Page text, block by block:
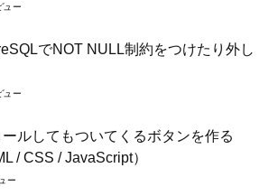
ュー
でNOT NULL制約をつけたり外し
ュー
ールしてもついてくるボタンを作る
/ CSS / JavaScript）
ー